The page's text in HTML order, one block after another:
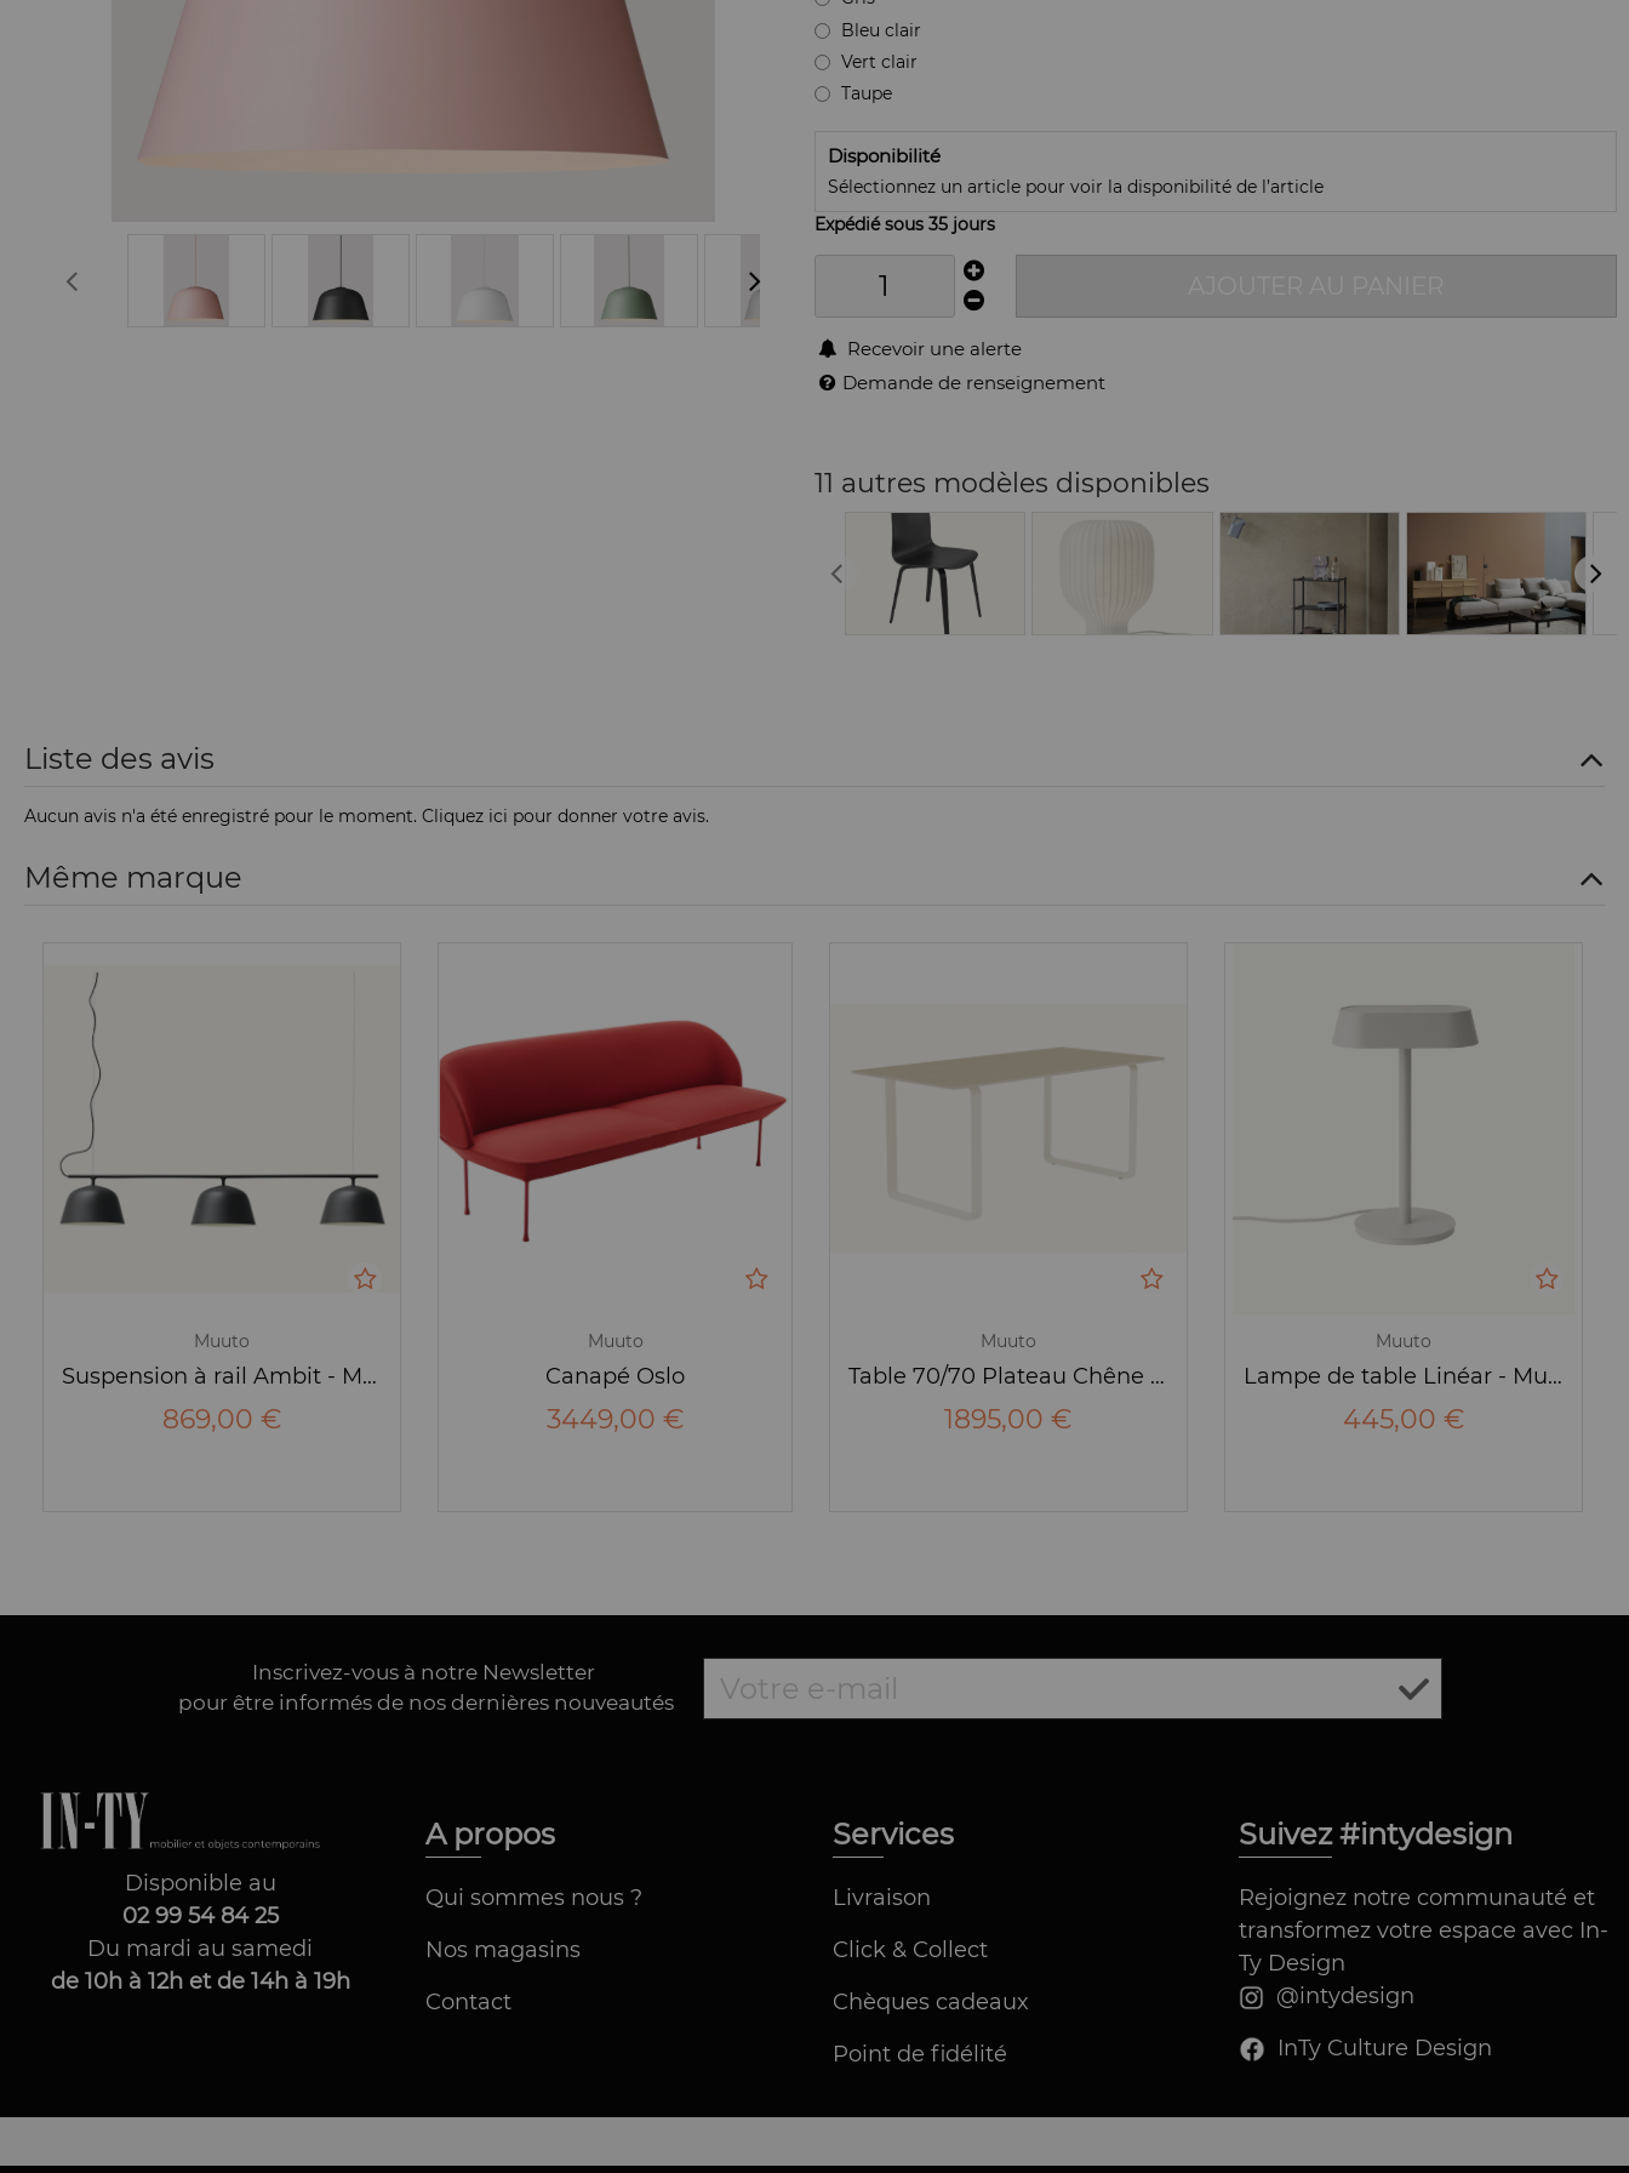
Bleu clair
Vert clair
Taupe
Disponibilité
Sélectionnez un article pour voir la disponibilité de l’article
Expédié sous 35 jours
Recevoir une alerte
Demande de renseignement
11 autres modèles disponibles
Liste des avis
Aucun avis n'a été enregistré pour le moment. Cliquez ici pour donner votre avis.
Même marque
Muuto
Suspension à rail Ambit - Muuto
869,00 €
Muuto
Canapé Oslo
3449,00 €
Muuto
Table 70/70 Plateau Chêne - Muuto
1895,00 €
Muuto
Lampe de table Linéar - Muuto
445,00 €
Inscrivez-vous à notre Newsletter
pour être informés de nos dernières nouveautés
Disponible au
02 99 54 84 25
Du mardi au samedi
de 10h à 12h et de 14h à 19h
A propos
Qui sommes nous ?
Nos magasins
Contact
Services
Livraison
Click & Collect
Chèques cadeaux
Point de fidélité
Suivez #intydesign
Rejoignez notre communauté et
transformez votre espace avec In-
Ty Design
@intydesign
InTy Culture Design